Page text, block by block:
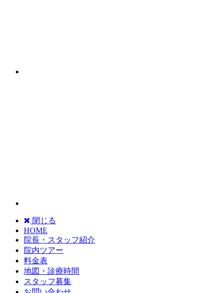
閉じる
HOME
院長・スタッフ紹介
院内ツアー
料金表
地図・診療時間
スタッフ募集